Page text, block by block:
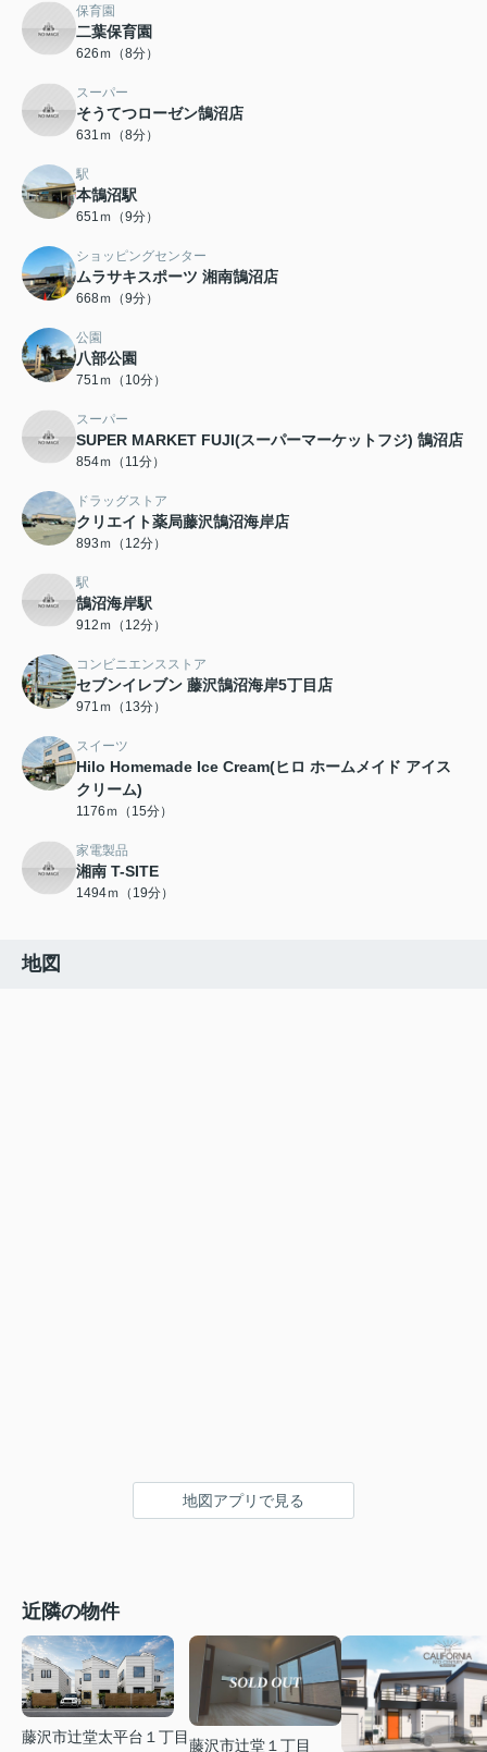
保育園
二葉保育園
626ｍ（8分）
スーパー
そうてつローゼン鵠沼店
631ｍ（8分）
駅
本鵠沼駅
651ｍ（9分）
ショッピングセンター
ムラサキスポーツ 湘南鵠沼店
668ｍ（9分）
公園
八部公園
751ｍ（10分）
スーパー
SUPER MARKET FUJI(スーパーマーケットフジ) 鵠沼店
854ｍ（11分）
ドラッグストア
クリエイト薬局藤沢鵠沼海岸店
893ｍ（12分）
駅
鵠沼海岸駅
912ｍ（12分）
コンビニエンスストア
セブンイレブン 藤沢鵠沼海岸5丁目店
971ｍ（13分）
スイーツ
Hilo Homemade Ice Cream(ヒロ ホームメイド アイス
クリーム)
1176ｍ（15分）
家電製品
湘南 T-SITE
1494ｍ（19分）
地図
地図アプリで見る
近隣の物件
藤沢市辻堂太平台１丁目藤沢市辻堂１丁目